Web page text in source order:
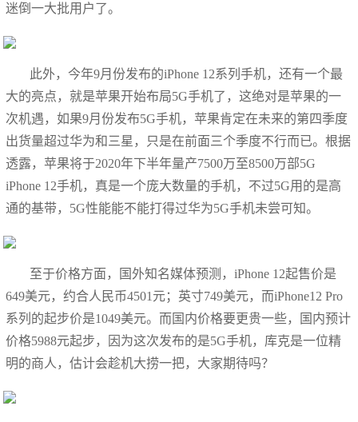
迷倒一大批用户了。
此外，今年9月份发布的iPhone 12系列手机，还有一个最
大的亮点，就是苹果开始布局5G手机了，这绝对是苹果的一
次机遇，如果9月份发布5G手机，苹果肯定在未来的第四季度
出货量超过华为和三星，只是在前面三个季度不行而已。根据
透露，苹果将于2020年下半年量产7500万至8500万部5G
iPhone 12手机，真是一个庞大数量的手机，不过5G用的是高
通的基带，5G性能能不能打得过华为5G手机未尝可知。
至于价格方面，国外知名媒体预测，iPhone 12起售价是
649美元，约合人民币4501元；英寸749美元，而iPhone12 Pro
系列的起步价是1049美元。而国内价格要更贵一些，国内预计
价格5988元起步，因为这次发布的是5G手机，库克是一位精
明的商人，估计会趁机大捞一把，大家期待吗？